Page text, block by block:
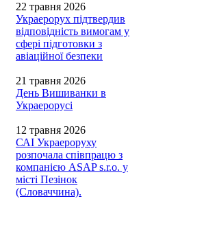
22 травня 2026
Украерорух підтвердив
відповідність вимогам у
сфері підготовки з
авіаційної безпеки
21 травня 2026
День Вишиванки в
Украерорусі
12 травня 2026
САІ Украероруху
розпочала співпрацю з
компанією ASAP s.r.o. у
місті Пезінок
(Словаччина).